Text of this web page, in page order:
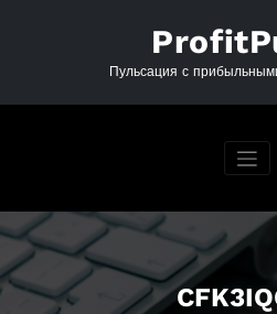
Пульсация с